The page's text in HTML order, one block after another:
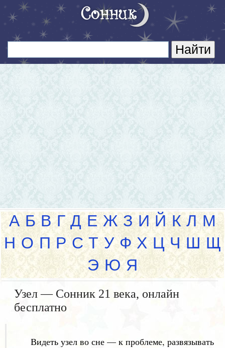
А Б В Г Д Е Ж З И Й К Л М
Н О П Р С Т У Ф Х Ц Ч Ш Щ
Э Ю Я
Узел — Сонник 21 века, онлайн
бесплатно
Видеть узел во сне — к проблеме, развязывать